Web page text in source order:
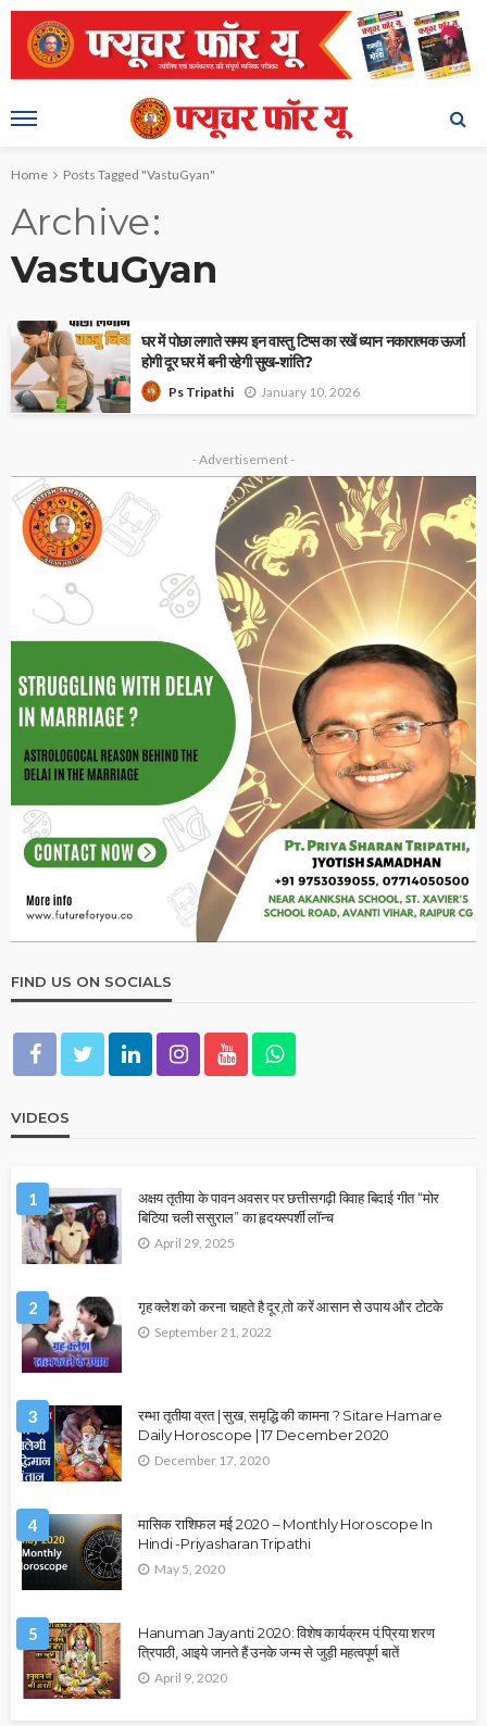
Home Posts Tagged "VastuGyan"
Archive
VastuGyan
घर में पोछा लगाते समय इन वास्तु टिप्स का रखें ध्यान नकारात्मक ऊर्जा
होगी दूर घर में बनी रहेगी सुख-शांति?
Ps Tripathi January 10, 2026
- Advertisement -
FIND US ON SOCIALS
VIDEOS
1
अक्षय तृतीया के पावन अवसर पर छत्तीसगढ़ी विवाह बिदाई गीत “मोर
बिटिया चली ससुराल” का हृदयस्पर्शी लॉन्च
April 29, 2025
2 गृह क्लेश को करना चाहते है दूर,तो करें आसान से उपाय और टोटके
September 21, 2022
3
रम्भा तृतीया व्रत | सुख, समृद्धि की कामना ? Sitare Hamare
Daily Horoscope | 17 December 2020
December 17, 2020
4
मासिक राशिफल मई 2020 – Monthly Horoscope In
Hindi -Priyasharan Tripathi
May 5, 2020
5
Hanuman Jayanti 2020: विशेष कार्यक्रम पं.प्रिया शरण
त्रिपाठी, आइये जानते हैं उनके जन्म से जुड़ी महत्वपूर्ण बातें
April 9, 2020